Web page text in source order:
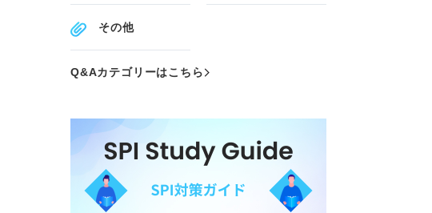
その他
Q&Aカテゴリーはこちら